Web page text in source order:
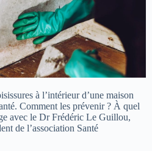
à l’intérieur d’une maison
Comment les prévenir ? À quel
avec le Dr Frédéric Le Guillou,
de l’association Santé